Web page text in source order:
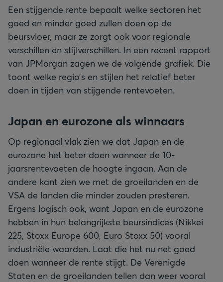
Een stijgende rente bepaalt welke sectoren het
goed en minder goed zullen doen op de
beursvloer, maar ze zorgt ook voor regionale
verschillen en stijlverschillen. In een recent rapport
van JPMorgan zagen we de volgende grafiek. Die
toont welke regio’s en stijlen het relatief beter
doen in tijden van stijgende rentevoeten.
Japan en eurozone als winnaars
Op regionaal vlak zien we dat Japan en de
eurozone het beter doen wanneer de 10-
jaarsrentevoeten de hoogte ingaan. Aan de
andere kant zien we met de groeilanden en de
VSA de landen die minder zouden presteren.
Ergens logisch ook, want Japan en de eurozone
hebben in hun belangrijkste beursindices (Nikkei
225, Stoxx Europe 600, Euro Stoxx 50) vooral
industriële waarden. Laat die het nu net goed
doen wanneer de rente stijgt. De Verenigde
Staten en de groeilanden tellen dan weer vooral